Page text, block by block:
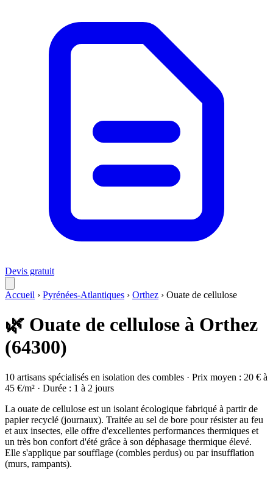
Devis gratuit
Accueil › Pyrénées-Atlantiques › Orthez › Ouate de cellulose
🌿 Ouate de cellulose à Orthez
(64300)
10 artisans spécialisés en isolation des combles · Prix moyen : 20 € à
45 €/m² · Durée : 1 à 2 jours
La ouate de cellulose est un isolant écologique fabriqué à partir de
papier recyclé (journaux). Traitée au sel de bore pour résister au feu
et aux insectes, elle offre d'excellentes performances thermiques et
un très bon confort d'été grâce à son déphasage thermique élevé.
Elle s'applique par soufflage (combles perdus) ou par insufflation
(murs, rampants).